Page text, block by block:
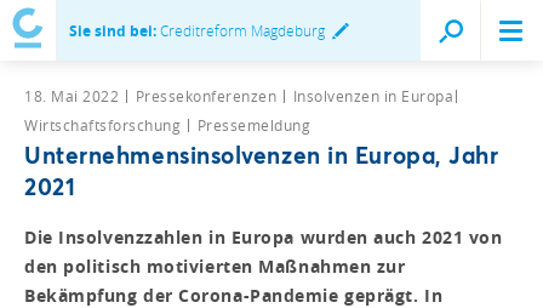
Sie sind bei:Creditreform Magdeburg
18. Mai 2022 Pressekonferenzen
Insolvenzen in Europa
Wirtschaftsforschung
Pressemeldung
Unternehmensinsolvenzen in Europa, Jahr
2021
Die Insolvenzzahlen in Europa wurden auch 2021 von
den politisch motivierten Maßnahmen zur
Bekämpfung der Corona-Pandemie geprägt. In